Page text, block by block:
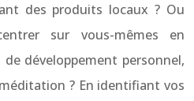
des produits locaux ? Ou
sur vous-mêmes en
développement personnel,
? En identifiant vos